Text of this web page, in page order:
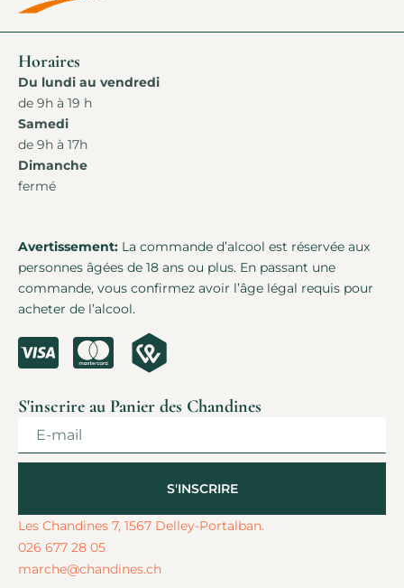
Horaires
Du lundi au vendredi
de 9h à 19 h
Samedi
de 9h à 17h
Dimanche
fermé
Avertissement: La commande d’alcool est réservée aux
personnes âgées de 18 ans ou plus. En passant une
commande, vous confirmez avoir l’âge légal requis pour
acheter de l’alcool.
S'inscrire au Panier des Chandines
S'INSCRIRE
Alternative:
Les Chandines 7, 1567 Delley-Portalban.
026 677 28 05
marche@chandines.ch